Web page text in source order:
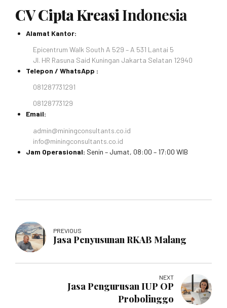
CV Cipta KreasiIndonesia
Alamat Kantor:
Epicentrum Walk South A 529 – A 531 Lantai 5
Jl. HR Rasuna Said Kuningan Jakarta Selatan 12940
Telepon / WhatsApp :
081287731291
08128773129
Email:
admin@miningconsultants.co.id
info@miningconsultants.co.id
Jam Operasional: Senin – Jumat, 08:00 – 17:00 WIB
PREVIOUS
Jasa Penyusunan RKAB Malang
NEXT
Jasa Pengurusan IUP OP
Probolinggo